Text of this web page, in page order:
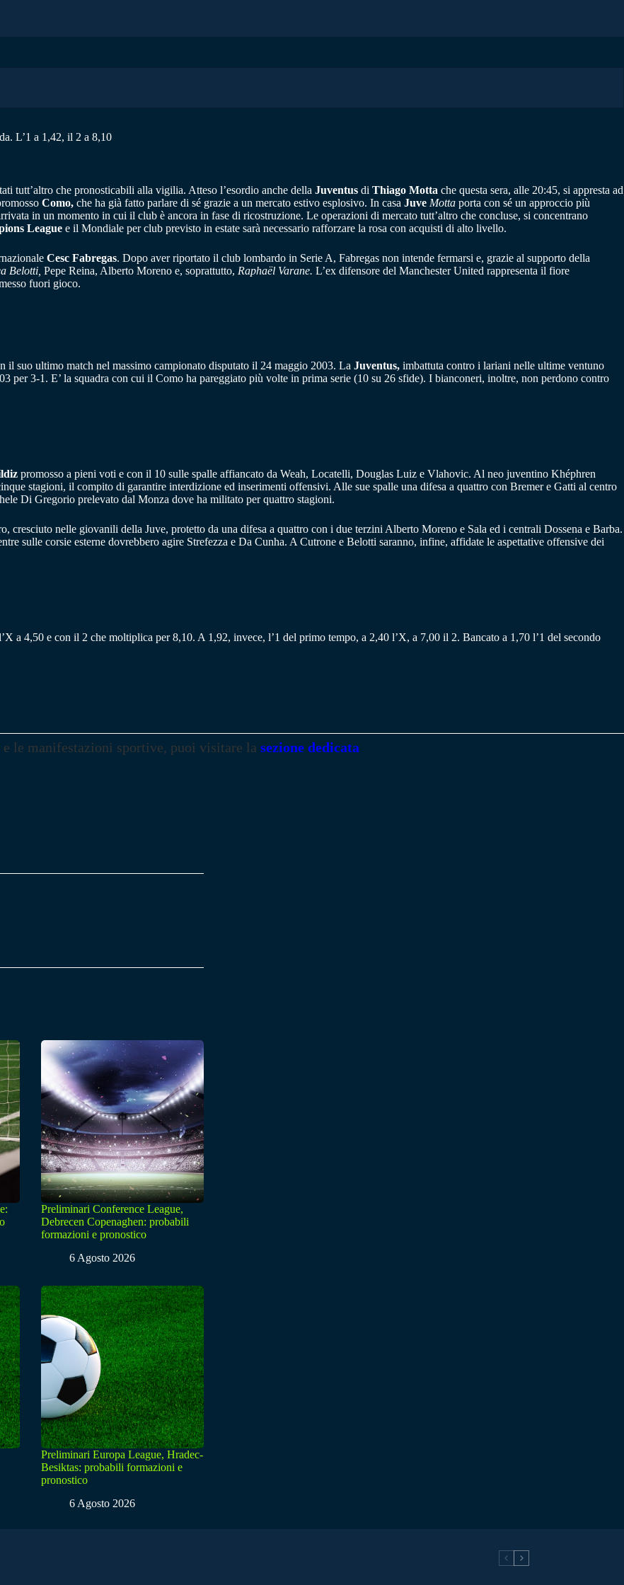
L’1 a 1,42, il 2 a 8,10
tutt’altro che pronosticabili alla vigilia. Atteso l’esordio anche della Juventus di Thiago Motta che questa sera, alle 20:45, si appresta ad
Como, che ha già fatto parlare di sé grazie a un mercato estivo esplosivo. In casa Juve Motta porta con sé un approccio più
in un momento in cui il club è ancora in fase di ricostruzione. Le operazioni di mercato tutt’altro che concluse, si concentrano
League e il Mondiale per club previsto in estate sarà necessario rafforzare la rosa con acquisti di alto livello.
Cesc Fabregas. Dopo aver riportato il club lombardo in Serie A, Fabregas non intende fermarsi e, grazie al supporto della
Belotti, Pepe Reina, Alberto Moreno e, soprattutto, Raphaël Varane. L’ex difensore del Manchester United rappresenta il fiore
fuori gioco.
il suo ultimo match nel massimo campionato disputato il 24 maggio 2003. La Juventus, imbattuta contro i lariani nelle ultime ventuno
per 3-1. E’ la squadra con cui il Como ha pareggiato più volte in prima serie (10 su 26 sfide). I bianconeri, inoltre, non perdono contro
promosso a pieni voti e con il 10 sulle spalle affiancato da Weah, Locatelli, Douglas Luiz e Vlahovic. Al neo juventino Khéphren
stagioni, il compito di garantire interdizione ed inserimenti offensivi. Alle sue spalle una difesa a quattro con Bremer e Gatti al centro
Di Gregorio prelevato dal Monza dove ha militato per quattro stagioni.
cresciuto nelle giovanili della Juve, protetto da una difesa a quattro con i due terzini Alberto Moreno e Sala ed i centrali Dossena e Barba.
sulle corsie esterne dovrebbero agire Strefezza e Da Cunha. A Cutrone e Belotti saranno, infine, affidate le aspettative offensive dei
a 4,50 e con il 2 che moltiplica per 8,10. A 1,92, invece, l’1 del primo tempo, a 2,40 l’X, a 7,00 il 2. Bancato a 1,70 l’1 del secondo
e le manifestazioni sportive, puoi visitare la sezione dedicata
Preliminari Conference League,
Debrecen Copenaghen: probabili
formazioni e pronostico
6 Agosto 2026
Preliminari Europa League, Hradec-
Besiktas: probabili formazioni e
pronostico
6 Agosto 2026